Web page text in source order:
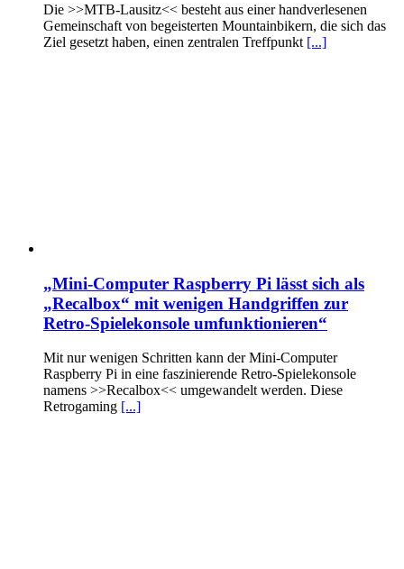
Die >>MTB-Lausitz<< besteht aus einer handverlesenen
Gemeinschaft von begeisterten Mountainbikern, die sich das
Ziel gesetzt haben, einen zentralen Treffpunkt [...]
„Mini-Computer Raspberry Pi lässt sich als
„Recalbox“ mit wenigen Handgriffen zur
Retro-Spielekonsole umfunktionieren“
Mit nur wenigen Schritten kann der Mini-Computer
Raspberry Pi in eine faszinierende Retro-Spielekonsole
namens >>Recalbox<< umgewandelt werden. Diese
Retrogaming [...]